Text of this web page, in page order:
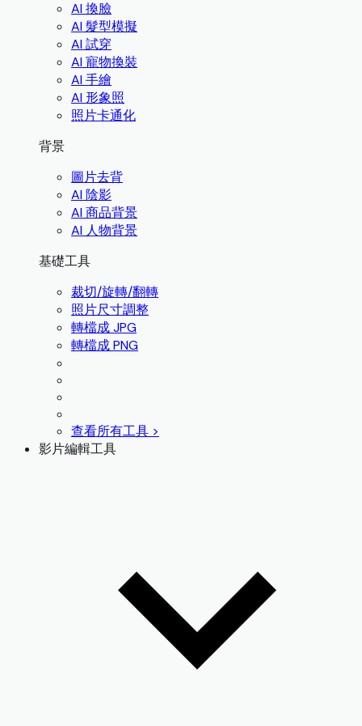
AI 換臉
AI 髮型模擬
AI 試穿
AI 寵物換裝
AI 手繪
AI 形象照
照片卡通化
背景
圖片去背
AI 陰影
AI 商品背景
AI 人物背景
基礎工具
裁切/旋轉/翻轉
照片尺寸調整
轉檔成 JPG
轉檔成 PNG
查看所有工具 >
影片編輯工具